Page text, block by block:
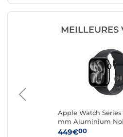
MEILLEURES
Apple Watch Series
mm Aluminium
Bracelet Sport Noir
449€00